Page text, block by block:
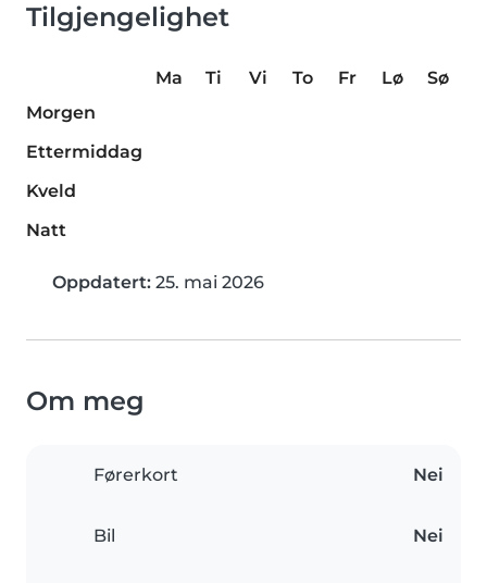
Tilgjengelighet
Ma Ti Vi To Fr Lø
Sø
Morgen
Ettermiddag
Kveld
Natt
Oppdatert: 25. mai 2026
Om meg
Førerkort Nei
Bil Nei